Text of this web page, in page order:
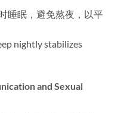
睡眠，避免熬夜，以平
nightly stabilizes
and Sexual